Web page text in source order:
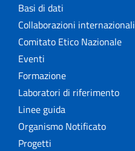
Basi di dati
Collaborazioni internazionali
Comitato Etico Nazionale
Eventi
Formazione
Laboratori di riferimento
Linee guida
Organismo Notificato
Progetti